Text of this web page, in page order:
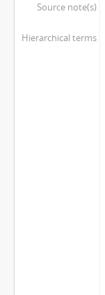
Source note(s)
Hierarchical terms